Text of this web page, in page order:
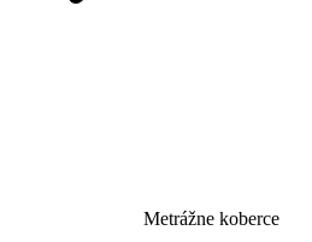
Metrážne koberce